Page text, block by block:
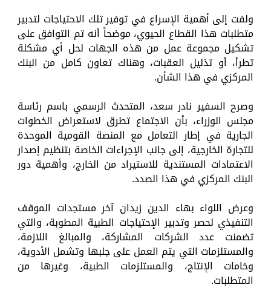
ولفت إلى أهمية الإسراع في توفير تلك الاحتياجات لتدبير
متطلبات هذا القطاع الحيوي، موضحاً أنه تم التوافق على
تشكيل مجموعة عمل من هذه الجهات لحل أي مشكلة
تطرأ، أو تذليل العقبات، وهناك تعاون كامل من البنك
المركزي في هذا الشأن.
وصرح السفير نادر سعد، المتحدث الرسمي باسم رئاسة
مجلس الوزراء، بأن الاجتماع تطرق لاستعراض الخطوات
الجارية في إطار التعامل مع المنصة القومية الموحدة
للتجارة الخارجية، إلى جانب الإجراءات الخاصة بتنظيم إصدار
الاعتمادات المستندية للاستيراد من الخارج، وأهمية دور
البنك المركزي في هذا الصدد.
وعرض اللواء بهاء الدين زيدان آخر مستجدات الموقف
التنفيذي لحصر وتدبير الإحتياجات الطبية المطوبة، والتي
تضمنت عدد الشركات المشاركة، والمبالغ اللازمة،
والمستلزمات التي يتم العمل على جلبها وتشمل الأدوية،
وخامات الإنتاج، والمستلزمات الطبية، وغيرها من
المتطلبات.